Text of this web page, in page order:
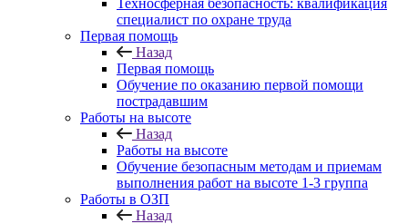
Техносферная безопасность: квалификация
специалист по охране труда
Первая помощь
Назад
Первая помощь
Обучение по оказанию первой помощи
пострадавшим
Работы на высоте
Назад
Работы на высоте
Обучение безопасным методам и приемам
выполнения работ на высоте 1-3 группа
Работы в ОЗП
Назад